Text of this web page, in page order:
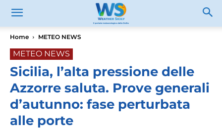
Home METEO NEWS
METEO NEWS
Sicilia, l’alta pressione delle
Azzorre saluta. Prove generali
d’autunno: fase perturbata
alle porte